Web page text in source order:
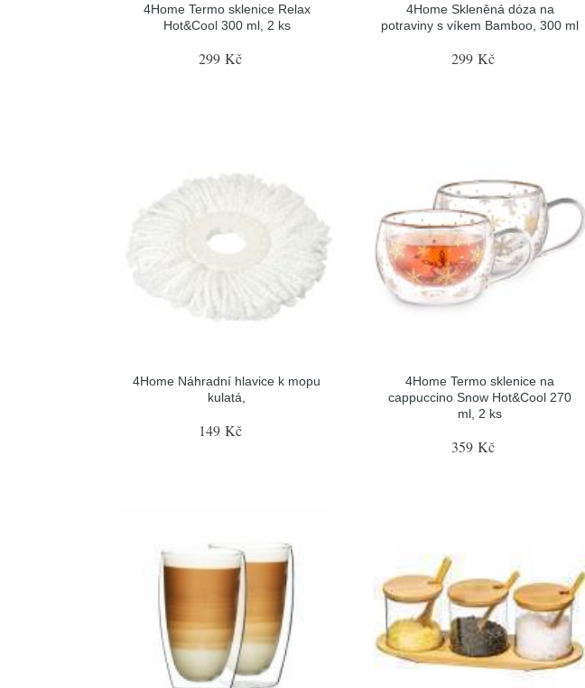
4Home Termo sklenice Relax
Hot&Cool 300 ml, 2 ks
299 Kč
4Home Skleněná dóza na
potraviny s víkem Bamboo, 300 ml
299 Kč
4Home Náhradní hlavice k mopu
kulatá,
149 Kč
4Home Termo sklenice na
cappuccino Snow Hot&Cool 270
ml, 2 ks
359 Kč